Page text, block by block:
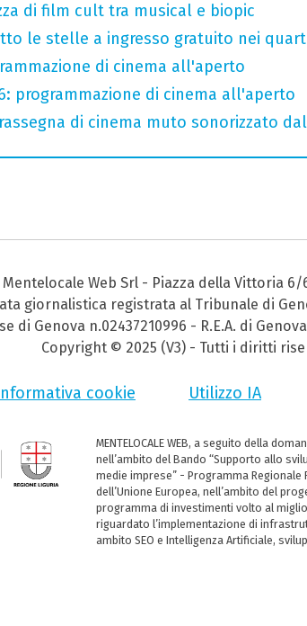
di film cult tra musical e biopic
le stelle a ingresso gratuito nei
di cinema all'aperto
programmazione di cinema all'aperto
di cinema muto sonorizzato
Mentelocale Web Srl - Piazza della Vittoria 6/
giornalistica registrata al Tribunale di
di Genova n.02437210996 - R.E.A. di
Copyright © 2025 (V3) - Tutti i diritti
cookie Utilizzo IA
MENTELOCALE WEB, a seguito della
nell’ambito del Bando “Supporto allo
medie imprese” - Programma Regionale
dell’Unione Europea, nell’ambito del
programma di investimenti volto al
riguardato l’implementazione di
ambito SEO e Intelligenza Artificiale,